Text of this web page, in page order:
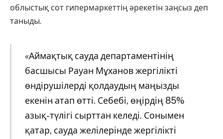
облыстық сот гипермаркеттің әрекетін заңсыз деп
таныды.
«Аймақтық сауда департаментінің
басшысы Рауан Мұханов жергілікті
өндірушілерді қолдаудың маңызды
екенін атап өтті. Себебі, өңірдің 85%
азық-түлігі сырттан келеді. Сонымен
қатар, сауда желілерінде жергілікті